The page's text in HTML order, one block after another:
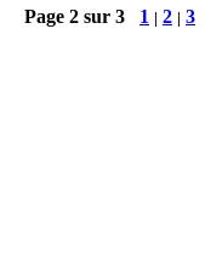
Page 2 sur 3 1 | 2 | 3